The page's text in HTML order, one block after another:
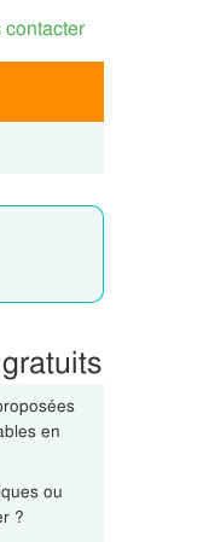
contacter
en
ou
?